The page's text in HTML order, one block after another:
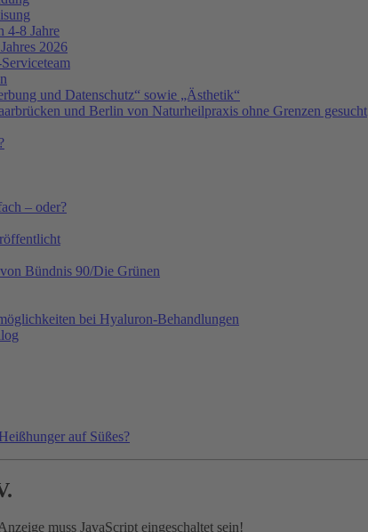
4-8 Jahre
2026
und Datenschutz“ sowie „Ästhetik“
und Berlin von Naturheilpraxis ohne Grenzen gesucht
– oder?
Bündnis 90/Die Grünen
bei Hyaluron-Behandlungen
auf Süßes?
muss JavaScript eingeschaltet sein!